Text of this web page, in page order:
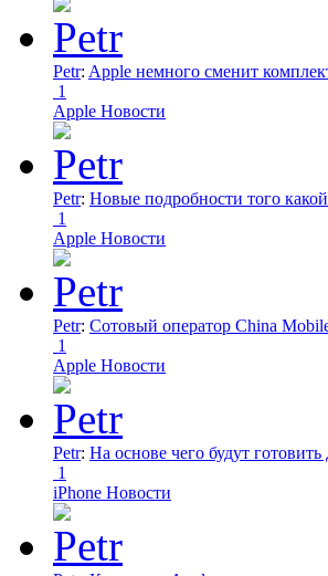
Petr: Apple немного сменит
1
Apple Новости
Petr: Новые подробности того
1
Apple Новости
Petr: Сотовый оператор China
1
Apple Новости
Petr: На основе чего будут
1
iPhone Новости